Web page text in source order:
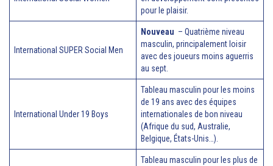
pour le plaisir.
International SUPER Social Men
Nouveau – Quatrième niveau
masculin, principalement loisir
avec des joueurs moins aguerris
au sept.
International Under 19 Boys
Tableau masculin pour les moins
de 19 ans avec des équipes
internationales de bon niveau
(Afrique du sud, Australie,
Belgique, États-Unis…).
Tableau masculin pour les plus de